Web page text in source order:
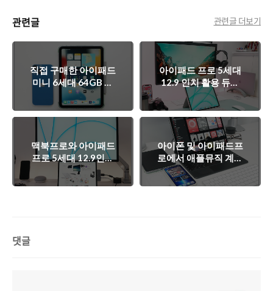
관련글 관련글 더보기
직접 구매한 아이패드
미니 6세대 64GB 개
봉기
아이패드 프로 5세대
12.9 인치 활용 듀얼
모니터, 사이드카 및
유니버설 컨트롤 설정
맥북프로와 아이패드
프로 5세대 12.9인치
를 사이드카로 연결하
여 듀얼 모니터로 사
아이폰 및 아이패드프
로에서 애플뮤직 계정
변경하는 방법
댓글